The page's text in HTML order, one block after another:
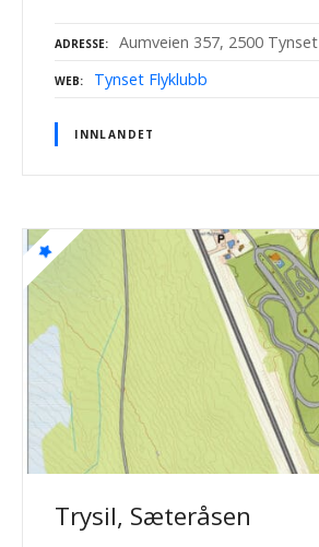
ADRESSE Aumveien 357, 2500 Tynset
WEB Tynset Flyklubb
INNLANDET
Trysil, Sæteråsen